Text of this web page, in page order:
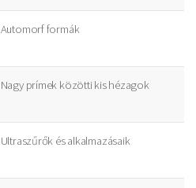
Automorf formák
Nagy prímek közötti kis hézagok
Ultraszűrők és alkalmazásaik